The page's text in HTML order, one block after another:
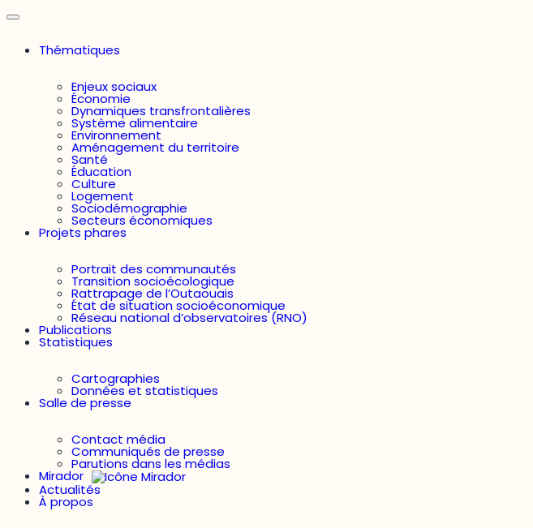
Thématiques
Enjeux sociaux
Économie
Dynamiques transfrontalières
Système alimentaire
Environnement
Aménagement du territoire
Santé
Éducation
Culture
Logement
Sociodémographie
Secteurs économiques
Projets phares
Portrait des communautés
Transition socioécologique
Rattrapage de l’Outaouais
État de situation socioéconomique
Réseau national d’observatoires (RNO)
Publications
Statistiques
Cartographies
Données et statistiques
Salle de presse
Contact média
Communiqués de presse
Parutions dans les médias
Mirador
Actualités
À propos